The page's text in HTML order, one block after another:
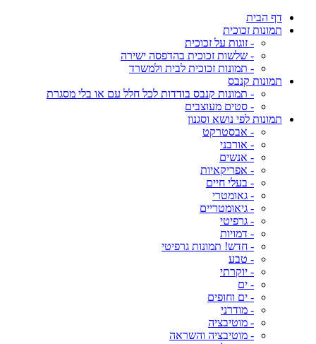
דף הבית
תמונות זכוכית
- זוגות על זכוכית
- שלשות זכוכית בהדפסה ישירה
- תמונות זכוכית לבית ולמשרד
תמונות קנבס
- תמונות קנבס בודדות לכל חלל עם או בלי מסגרת
- סטים מעוצבים
תמונות לפי נושא וסגנון
- אבסטרקט
- אורבני
- אנשים
- אפריקאיות
- בעלי חיים
- גאומטרי
- גיאומטריים
- גרפיטי
- דמויות
- חדש! תמונות גרפיטי
- טבע
- יוקרתי
- ים
- ים וחופים
- מודרני
- מוטיבציה
- מוטיבציה והשראה